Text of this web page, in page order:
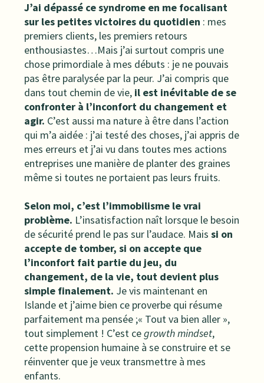
J’ai dépassé ce syndrome en me focalisant
sur les petites victoires du quotidien : mes
premiers clients, les premiers retours
enthousiastes…Mais j’ai surtout compris une
chose primordiale à mes débuts : je ne pouvais
pas être paralysée par la peur. J’ai compris que
dans tout chemin de vie, il est inévitable de se
confronter à l’inconfort du changement et
agir. C’est aussi ma nature à être dans l’action
qui m’a aidée : j’ai testé des choses, j’ai appris de
mes erreurs et j’ai vu dans toutes mes actions
entreprises une manière de planter des graines
même si toutes ne portaient pas leurs fruits.
Selon moi, c’est l’immobilisme le vrai
problème. L’insatisfaction naît lorsque le besoin
de sécurité prend le pas sur l’audace. Mais si on
accepte de tomber, si on accepte que
l’inconfort fait partie du jeu, du
changement, de la vie, tout devient plus
simple finalement. Je vis maintenant en
Islande et j’aime bien ce proverbe qui résume
parfaitement ma pensée ;« Tout va bien aller »,
tout simplement ! C’est cegrowth mindset,
cette propension humaine à se construire et se
réinventer que je veux transmettre à mes
enfants.